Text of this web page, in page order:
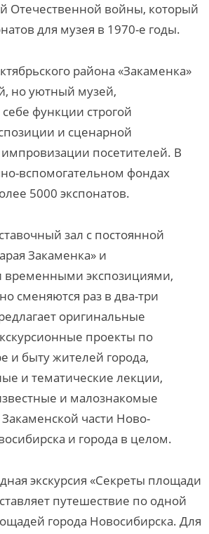
Отечественной войны, который
для музея в 1970-е годы.
района «Закаменка»
но уютный музей,
функции строгой
и сценарной
посетителей. В
вспомогательном фондах
5000 экспонатов.
зал с постоянной
Закаменка» и
временными экспозициями,
сменяются раз в два-три
оригинальные
проекты по
и быту жителей города,
и тематические лекции,
и малознакомые
части Ново-
и города в целом.
экскурсия «Секреты площади
путешествие по одной
города Новосибирска. Для